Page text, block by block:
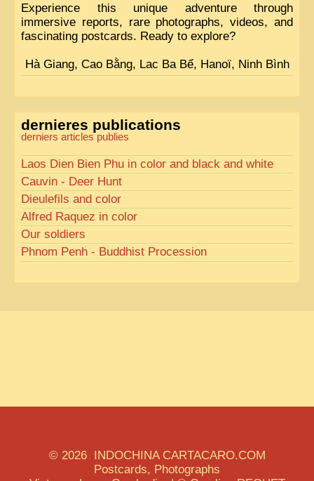
Experience this unique adventure through
immersive reports, rare photographs, videos, and
fascinating postcards. Ready to explore?
Hà Giang, Cao Bằng, Lac Ba Bể, Hanoï, Ninh Bình
dernieres publications
derniers articles publies
Laos Dien Bien Phu in color and black and white
Cauvin - Deer Hunt
Dieulefils and color
Alfred Raquez in color
Our soldiers
Phnom Penh - Buddhist Procession
© 2026 INDOCHINA CARTACARO.COM
Postcards, Photographs